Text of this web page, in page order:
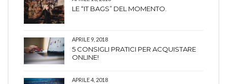
LE “IT BAGS” DEL MOMENTO.
APRILE 9, 2018
5 CONSIGLI PRATICI PER ACQUISTARE
ONLINE!
APRILE 4, 2018